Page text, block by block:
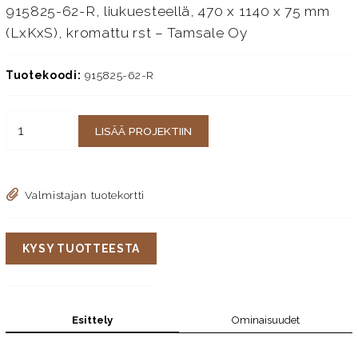
915825-62-R, liukuesteellä, 470 x 1140 x 75 mm
(LxKxS), kromattu rst – Tamsale Oy
Tuotekoodi: 915825-62-R
LISÄÄ PROJEKTIIN
Valmistajan tuotekortti
KYSY TUOTTEESTA
Esittely Ominaisuudet